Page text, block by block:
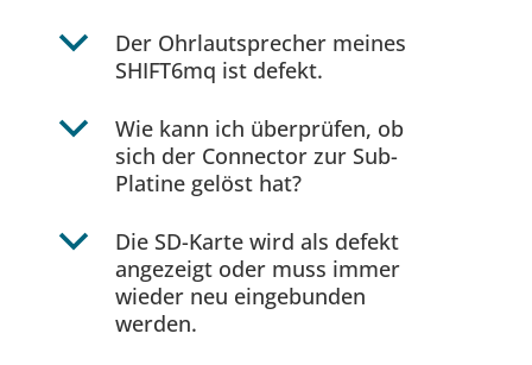
b
Der Ohrlautsprecher meines
SHIFT6mq ist defekt.
b
Wie kann ich überprüfen, ob
sich der Connector zur Sub-
Platine gelöst hat?
b
Die SD-Karte wird als defekt
angezeigt oder muss immer
wieder neu eingebunden
werden.